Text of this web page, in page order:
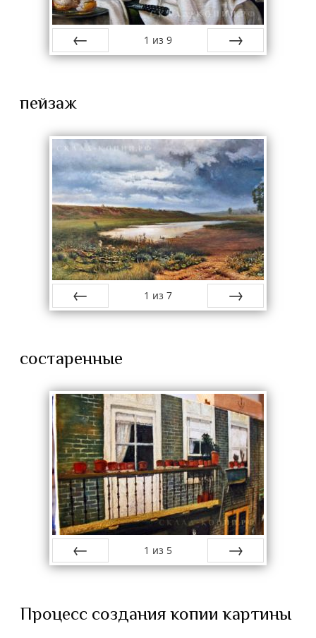
назад
1 из 9
вперёд
пейзаж
назад
1 из 7
вперёд
состаренные
назад
1 из 5
вперёд
Процесс создания копии картины